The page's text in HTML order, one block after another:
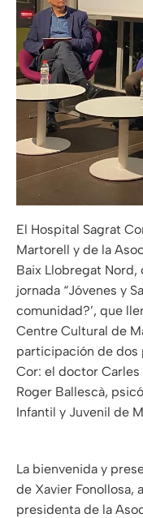
El Hospital Sagrat
Martorell y de la
Baix Llobregat Nord,
jornada “Jóvenes y
comunidad?’, que
Centre Cultural de
participación de dos
Cor: el doctor
Roger Ballescà,
Infantil y Juvenil de
La bienvenida y
de Xavier Fonollosa,
presidenta de la